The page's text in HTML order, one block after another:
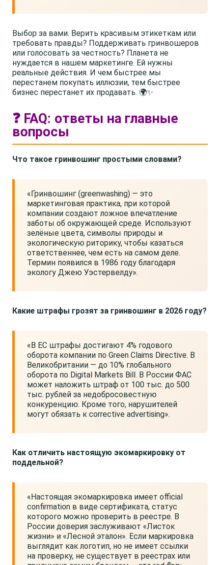
Выбор за вами. Верить красивым этикеткам или
требовать правды? Поддерживать гринвошеров
или голосовать за честность? Планета не
нуждается в нашем маркетинге. Ей нужны
реальные действия. И чем быстрее мы
перестанем покупать иллюзии, тем быстрее
бизнес перестанет их продавать. 🌍✨
❓ FAQ: ответы на главные
вопросы
Что такое гринвошинг простыми словами?
«Гринвошинг (greenwashing) — это
маркетинговая практика, при которой
компании создают ложное впечатление
заботы об окружающей среде. Используют
зелёные цвета, символы природы и
экологическую риторику, чтобы казаться
ответственнее, чем есть на самом деле.
Термин появился в 1986 году благодаря
экологу Джею Уэстервелду».
Какие штрафы грозят за гринвошинг в 2026 году?
«В ЕС штрафы достигают 4% годового
оборота компании по Green Claims Directive. В
Великобритании — до 10% глобального
оборота по Digital Markets Bill. В России ФАС
может наложить штраф от 100 тыс. до 500
тыс. рублей за недобросовестную
конкуренцию. Кроме того, нарушителей
могут обязать к corrective advertising».
Как отличить настоящую экомаркировку от
поддельной?
«Настоящая экомаркировка имеет official
confirmation в виде сертификата, статус
которого можно проверить в реестре. В
России доверия заслуживают «Листок
жизни» и «Лесной эталон». Если маркировка
выглядит как логотип, но не имеет ссылки
на проверку, не существует в реестрах или